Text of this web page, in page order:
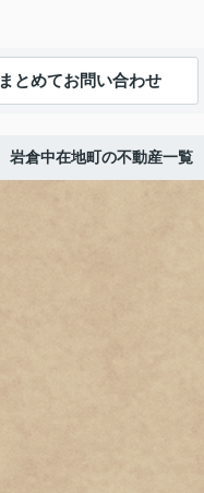
まとめてお問い合わせ
岩倉中在地町の不動産一覧